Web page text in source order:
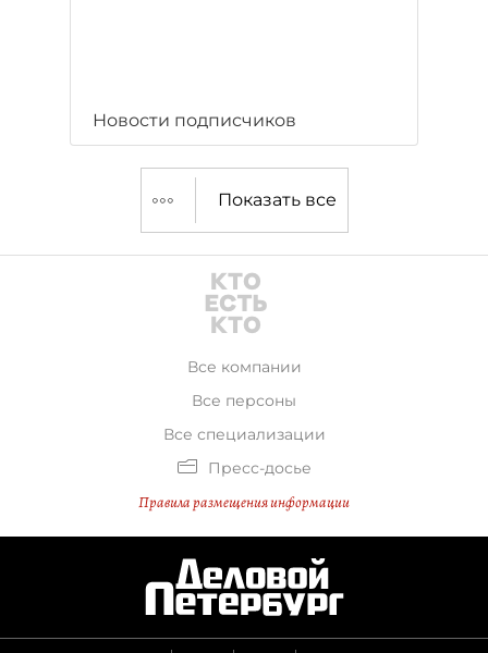
Новости подписчиков
Показать все
Все компании
Все персоны
Все специализации
Пресс-досье
Правила размещения информации